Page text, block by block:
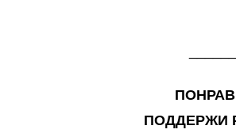
ПОДДЕРЖИ